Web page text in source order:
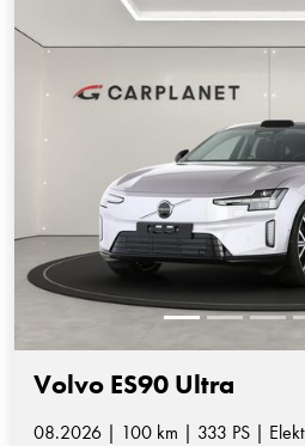
Volvo ES90 Ultra
08.2026 | 100 km | 333 PS |